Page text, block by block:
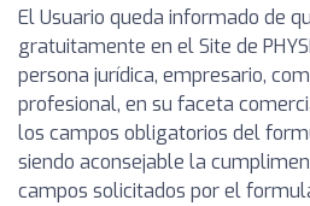
El Usuario queda informado de
gratuitamente en el Site de
persona jurídica, empresario,
profesional, en su faceta
los campos obligatorios del
siendo aconsejable la
campos solicitados por el